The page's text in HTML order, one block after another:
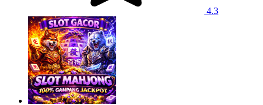
4.3